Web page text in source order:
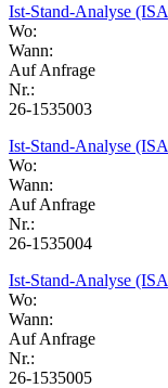
Ist-Stand-Analyse
Wo:
Wann:
Auf Anfrage
Nr.:
26-1535003
Ist-Stand-Analyse
Wo:
Wann:
Auf Anfrage
Nr.:
26-1535004
Ist-Stand-Analyse
Wo:
Wann:
Auf Anfrage
Nr.:
26-1535005